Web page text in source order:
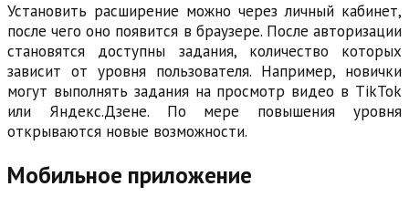
Установить расширение можно через личный кабинет,
после чего оно появится в браузере. После авторизации
становятся доступны задания, количество которых
зависит от уровня пользователя. Например, новички
могут выполнять задания на просмотр видео в TikTok
или Яндекс.Дзене. По мере повышения уровня
открываются новые возможности.
Мобильное приложение